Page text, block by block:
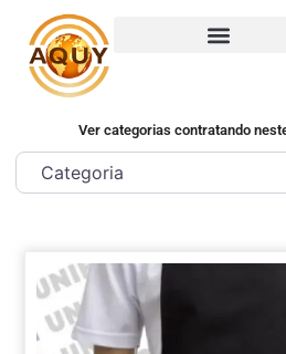
Ver categorias contratando